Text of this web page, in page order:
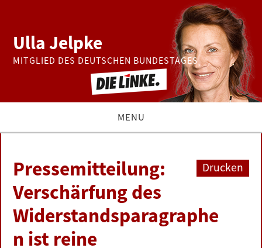
Ulla Jelpke
MITGLIED DES DEUTSCHEN BUNDESTAGES
MENU
BUNDESTAG
PRESSE
ZUR PERSON
Drucken
Pressemitteilung:
Verschärfung des
Widerstandsparagraphe
n ist reine